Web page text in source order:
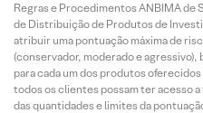
Regras e Procedimentos ANBIMA de
de Distribuição de Produtos de
atribuir uma pontuação máxima de
(conservador, moderado e
para cada um dos produtos
todos os clientes possam ter acesso
das quantidades e limites da